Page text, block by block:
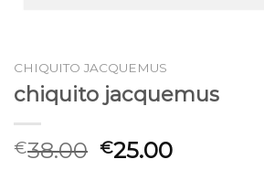
CHIQUITO JACQUEMUS
chiquito jacquemus
€38.00 €25.00